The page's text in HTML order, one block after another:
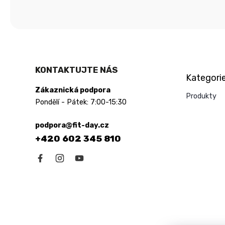
KONTAKTUJTE NÁS
Zákaznická podpora
Pondělí - Pátek: 7:00-15:30
podpora@fit-day.cz
+420 602 345 810
kategorie
Produkty